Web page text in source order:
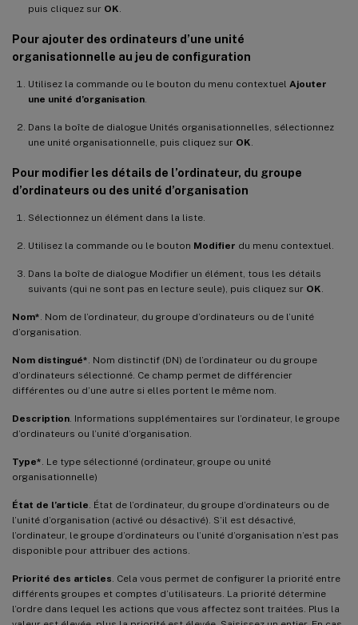
puis cliquez sur OK
Pour ajouter des ordinateurs d’une unité
organisationnelle au jeu de configuration
Utilisez la commande ou le bouton du menu contextuel Ajouter
une unité d’organisation
Dans la boîte de dialogue Unités organisationnelles, sélectionnez
une unité organisationnelle, puis cliquez sur OK
Pour modifier les détails de l’ordinateur, du groupe
d’ordinateurs ou des unité d’organisation
Sélectionnez un élément dans la liste.
Utilisez la commande ou le bouton Modifier du menu contextuel.
Dans la boîte de dialogue Modifier un élément, tous les détails
suivants (qui ne sont pas en lecture seule), puis cliquez sur OK
Nom* . Nom de l’ordinateur, du groupe d’ordinateurs ou de l’unité
d’organisation.
Nom distingué* . Nom distinctif (DN) de l’ordinateur ou du groupe
d’ordinateurs sélectionné. Ce champ permet de différencier
différentes ou d’une autre si elles portent le même nom.
Description . Informations supplémentaires sur l’ordinateur, le groupe
d’ordinateurs ou l’unité d’organisation.
Type* . Le type sélectionné (ordinateur, groupe ou unité
organisationnelle)
État de l’article . État de l’ordinateur, du groupe d’ordinateurs ou de
l’unité d’organisation (activé ou désactivé). S’il est désactivé,
l’ordinateur, le groupe d’ordinateurs ou l’unité d’organisation n’est pas
disponible pour attribuer des actions.
Priorité des articles . Cela vous permet de configurer la priorité entre
différents groupes et comptes d’utilisateurs. La priorité détermine
l’ordre dans lequel les actions que vous affectez sont traitées. Plus la